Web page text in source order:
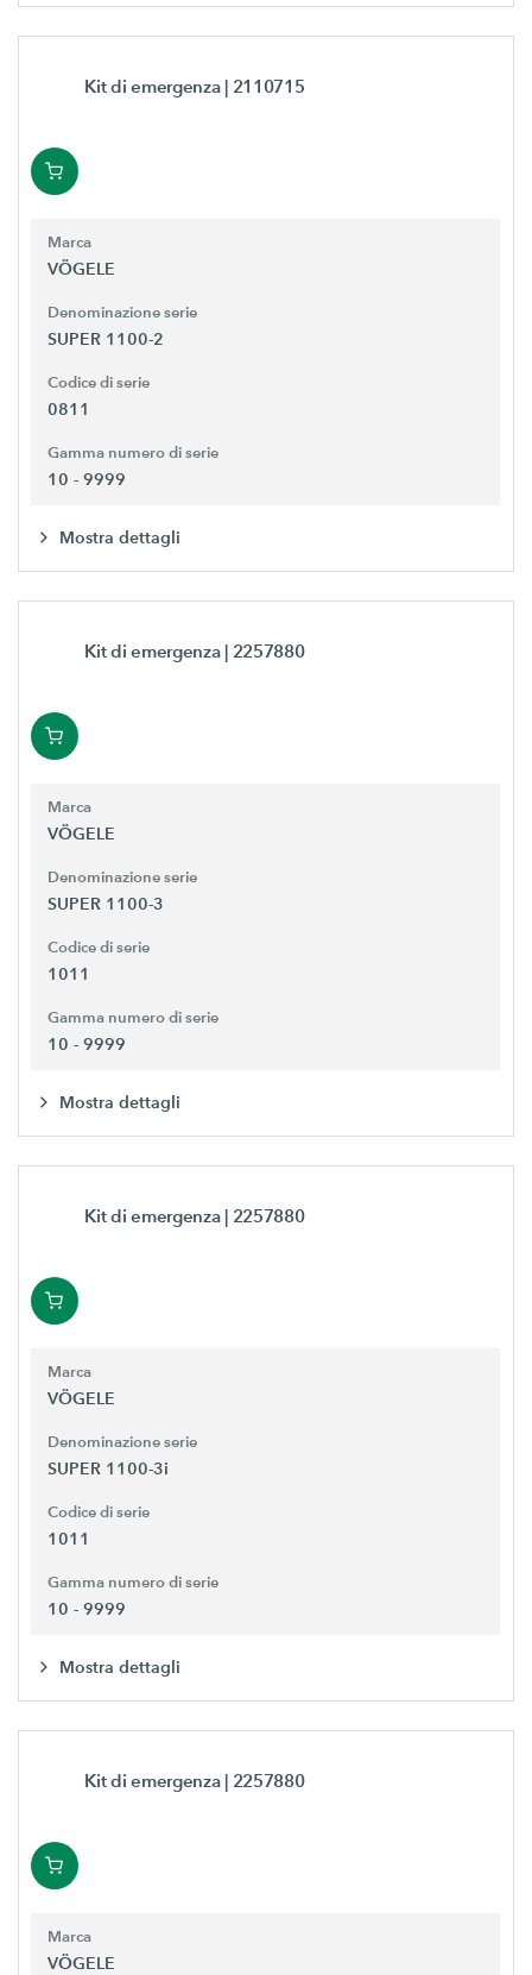
Kit di emergenza | 2110715
Marca
VÖGELE
Denominazione serie
SUPER 1100-2
Codice di serie
0811
Gamma numero di serie
10 - 9999
Mostra dettagli
Kit di emergenza | 2257880
Marca
VÖGELE
Denominazione serie
SUPER 1100-3
Codice di serie
1011
Gamma numero di serie
10 - 9999
Mostra dettagli
Kit di emergenza | 2257880
Marca
VÖGELE
Denominazione serie
SUPER 1100-3i
Codice di serie
1011
Gamma numero di serie
10 - 9999
Mostra dettagli
Kit di emergenza | 2257880
Marca
VÖGELE